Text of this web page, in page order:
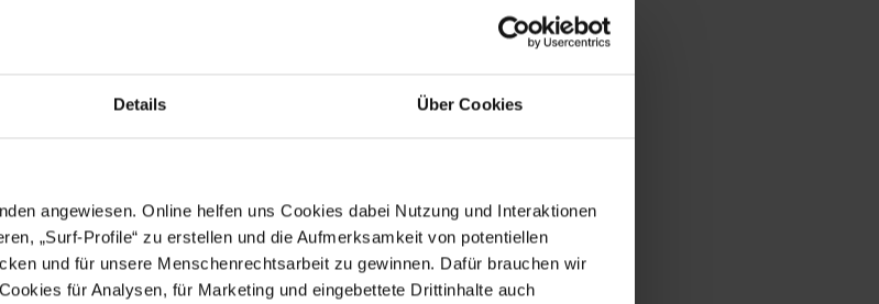
Details Über Cookies
angewiesen. Online helfen uns Cookies dabei Nutzung und Interaktionen
„Surf-Profile“ zu erstellen und die Aufmerksamkeit von potentiellen
und für unsere Menschenrechtsarbeit zu gewinnen. Dafür brauchen wir
für Analysen, für Marketing und eingebettete Drittinhalte auch
nicht Opfer von Folter und anderen
il est temps
Kongo), von militärischen
Sylva Mbikayi wurde nur wenige
Haftort aufsuchen wollte.